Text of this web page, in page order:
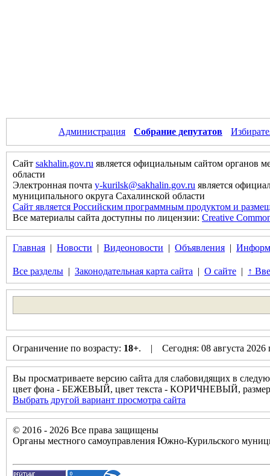
Администрация Собрание депутатов
Сайт sakhalin.gov.ru является официальным сайтом органов
области
Электронная почта y-kurilsk@sakhalin.gov.ru является
муниципального округа Сахалинской области
Сайт является Российским программным продуктом и
Все материалы сайта доступны по лицензии: Creative
Главная | Новости | Видеоновости | Объявления |
Все разделы | Законодательная карта сайта | О сайте | ↑
Ограничение по возрасту: 18+. | Сегодня: 08 августа
Вы просматриваете версию сайта для слабовидящих в
цвет фона - БЕЖЕВЫЙ, цвет текста - КОРИЧНЕВЫЙ,
Выбрать другой вариант просмотра сайта
© 2016 - 2026 Все права защищены
Органы местного самоуправления Южно-Курильского